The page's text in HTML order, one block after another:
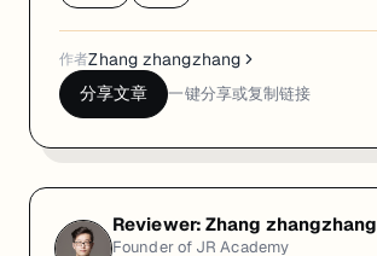
作者Zhang zhangzhang
分享文章 一键分享或复制链接
Reviewer: Zhang zhangzhang
Founder of JR Academy